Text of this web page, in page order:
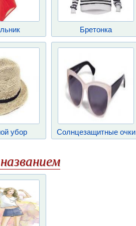
Бретонка
убор Солнцезащитные очки